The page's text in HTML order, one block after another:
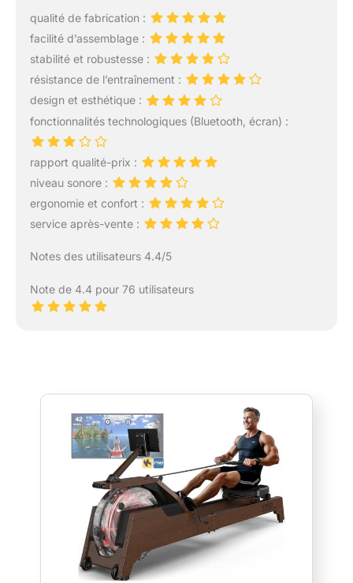
qualité de fabrication :
facilité d’assemblage :
stabilité et robustesse :
résistance de l’entraînement :
design et esthétique :
fonctionnalités technologiques (Bluetooth, écran) :
rapport qualité-prix :
niveau sonore :
ergonomie et confort :
service après-vente :
Notes des utilisateurs 4.4/5
Note de 4.4 pour 76 utilisateurs